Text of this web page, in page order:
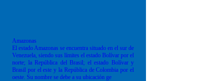
Amazonas
El estado Amazonas se encuentra situado en el sur de
Venezuela, siendo sus límites el estado Bolívar por el
norte; la República del Brasil; el estado Bolívar y
Brasil por el este y la República de Colombia por el
oeste. Su nombre se debe a su ubicación ge